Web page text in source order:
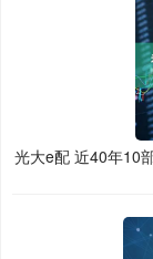
光大e配 近40年10